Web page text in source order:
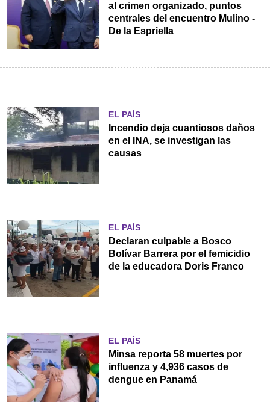
al crimen organizado, puntos
centrales del encuentro Mulino -
De la Espriella
EL PAÍS
Incendio deja cuantiosos daños
en el INA, se investigan las
causas
EL PAÍS
Declaran culpable a Bosco
Bolívar Barrera por el femicidio
de la educadora Doris Franco
EL PAÍS
Minsa reporta 58 muertes por
influenza y 4,936 casos de
dengue en Panamá